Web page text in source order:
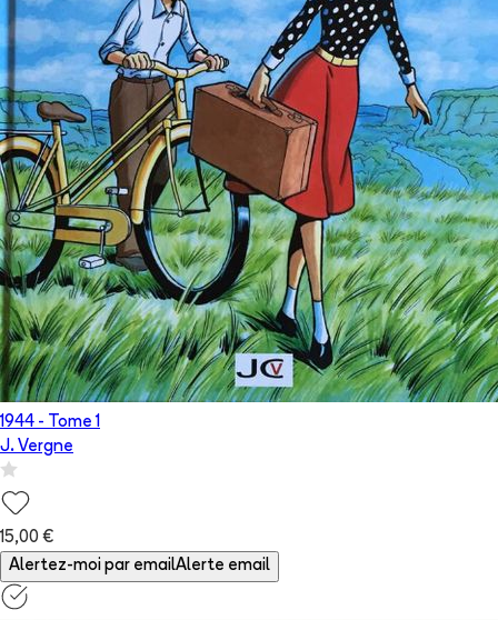
1944 - Tome 1
J. Vergne
15,00 €
Alertez-moi par emailAlerte email